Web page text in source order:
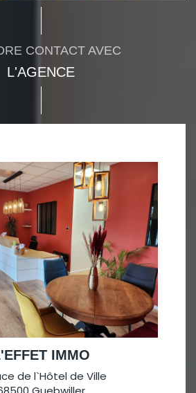
CONTACT AVEC
L'AGENCE
IMMO
de l`Hôtel de Ville